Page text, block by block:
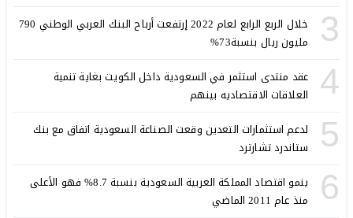
3
خلال الربع الرابع لعام 2022 إرتفعت أرباح البنك العربي الوطني 790
مليون ريال بنسبة73%
4
عقد منتدى استثمر في السعودية داخل الكويت بغاية تنمية
العلاقات الاقتصاديه بينهم
5
لدعم استثمارات التعدين وقعت الصناعة السعودية اتفاق مع بنك
ستاندرد تشارترد
6
ينمو اقتصاد المملكة العربية السعودية بنسبة 8.7% فهو الأعلى
منذ عام 2011 الماضي